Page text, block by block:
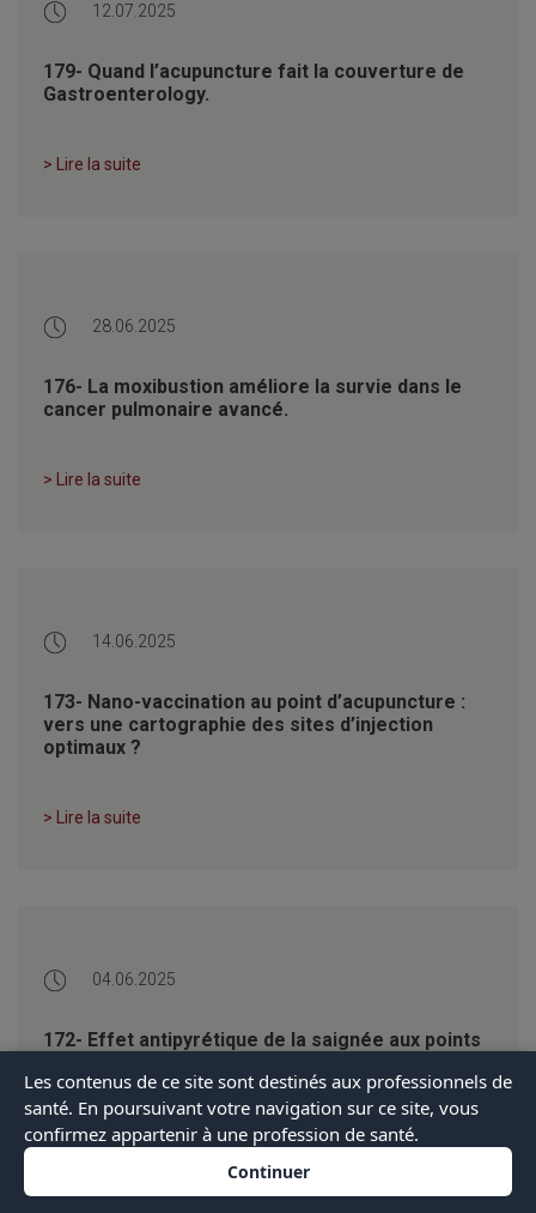
12.07.2025
179- Quand l’acupuncture fait la couverture de
Gastroenterology.
> Lire la suite
28.06.2025
176- La moxibustion améliore la survie dans le
cancer pulmonaire avancé.
> Lire la suite
14.06.2025
173- Nano-vaccination au point d’acupuncture :
vers une cartographie des sites d’injection
optimaux ?
> Lire la suite
04.06.2025
172- Effet antipyrétique de la saignée aux points
> Lire la suite
Les contenus de ce site sont destinés aux professionnels de
santé. En poursuivant votre navigation sur ce site, vous
confirmez appartenir à une profession de santé.
Continuer